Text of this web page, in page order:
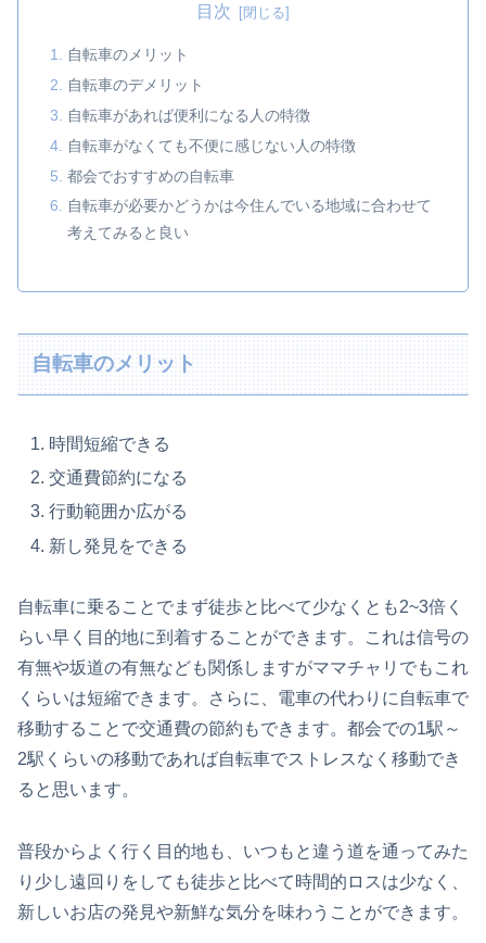
目次
自転車のメリット
自転車のデメリット
自転車があれば便利になる人の特徴
自転車がなくても不便に感じない人の特徴
都会でおすすめの自転車
自転車が必要かどうかは今住んでいる地域に合わせて
考えてみると良い
自転車のメリット
時間短縮できる
交通費節約になる
行動範囲か広がる
新し発見をできる
自転車に乗ることでまず徒歩と比べて少なくとも2~3倍く
らい早く目的地に到着することができます。これは信号の
有無や坂道の有無なども関係しますがママチャリでもこれ
くらいは短縮できます。さらに、電車の代わりに自転車で
移動することで交通費の節約もできます。都会での1駅～
2駅くらいの移動であれば自転車でストレスなく移動でき
ると思います。
普段からよく行く目的地も、いつもと違う道を通ってみた
り少し遠回りをしても徒歩と比べて時間的ロスは少なく、
新しいお店の発見や新鮮な気分を味わうことができます。